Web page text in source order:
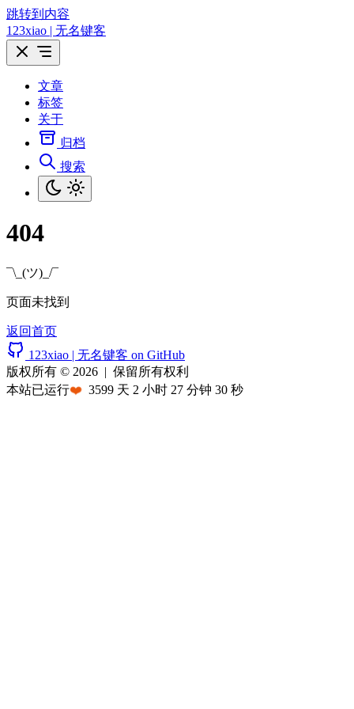
跳转到内容
123xiao | 无名键客
文章
标签
关于
归档
搜索
404
¯\_(ツ)_/¯
页面未找到
返回首页
123xiao | 无名键客 on GitHub
版权所有 © 2026 | 保留所有权利
本站已运行❤️ 3599 天 2 小时 27 分钟 30 秒